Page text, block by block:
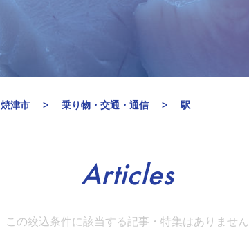
焼津市 乗り物・交通・通信 駅
Articles
この絞込条件に該当する記事・特集はありません